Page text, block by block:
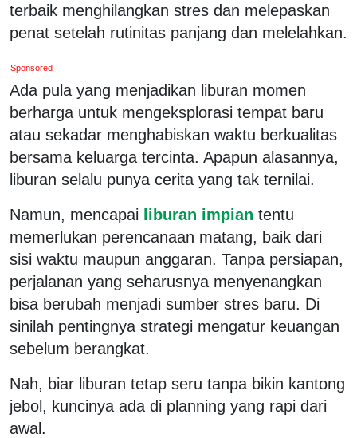
terbaik menghilangkan stres dan melepaskan
penat setelah rutinitas panjang dan melelahkan.
Sponsored
Ada pula yang menjadikan liburan momen
berharga untuk mengeksplorasi tempat baru
atau sekadar menghabiskan waktu berkualitas
bersama keluarga tercinta. Apapun alasannya,
liburan selalu punya cerita yang tak ternilai.
Namun, mencapai liburan impian tentu
memerlukan perencanaan matang, baik dari
sisi waktu maupun anggaran. Tanpa persiapan,
perjalanan yang seharusnya menyenangkan
bisa berubah menjadi sumber stres baru. Di
sinilah pentingnya strategi mengatur keuangan
sebelum berangkat.
Nah, biar liburan tetap seru tanpa bikin kantong
jebol, kuncinya ada di planning yang rapi dari
awal.